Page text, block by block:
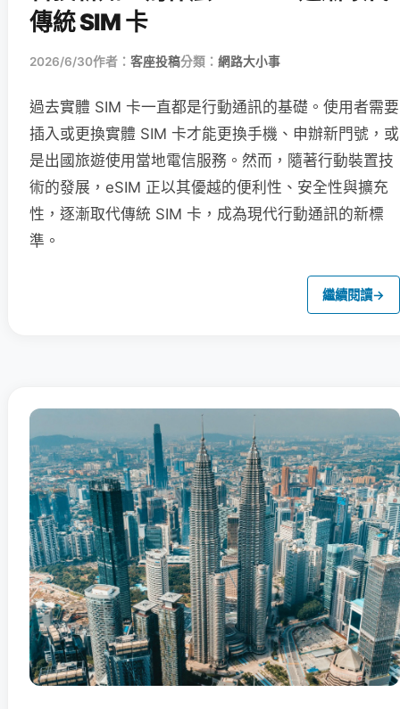
傳統 SIM 卡
2026/6/30作者： 客座投稿分類： 網路大小事
過去實體 SIM 卡一直都是行動通訊的基礎。使用者需要
插入或更換實體 SIM 卡才能更換手機、申辦新門號，或
是出國旅遊使用當地電信服務。然而，隨著行動裝置技
術的發展，eSIM 正以其優越的便利性、安全性與擴充
性，逐漸取代傳統 SIM 卡，成為現代行動通訊的新標
準。
繼續閱讀→